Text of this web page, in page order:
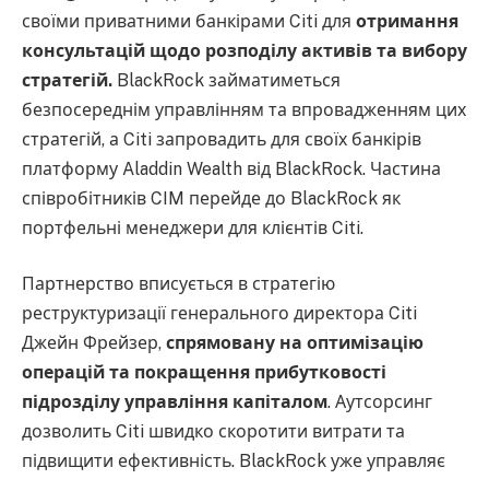
своїми приватними банкірами Citi для отримання
консультацій щодо розподілу активів та вибору
стратегій. BlackRock займатиметься
безпосереднім управлінням та впровадженням цих
стратегій, а Citi запровадить для своїх банкірів
платформу Aladdin Wealth від BlackRock. Частина
співробітників CIM перейде до BlackRock як
портфельні менеджери для клієнтів Citi.
Партнерство вписується в стратегію
реструктуризації генерального директора Citi
Джейн Фрейзер, спрямовану на оптимізацію
операцій та покращення прибутковості
підрозділу управління капіталом. Аутсорсинг
дозволить Citi швидко скоротити витрати та
підвищити ефективність. BlackRock уже управляє